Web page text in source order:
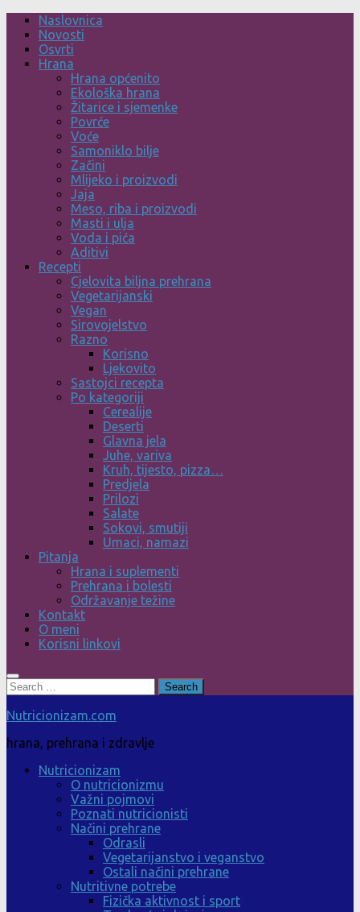
Skip
content
Naslovnica
Novosti
Osvrti
Hrana
Hrana općenito
Ekološka hrana
Žitarice i sjemenke
Povrće
Voće
Samoniklo bilje
Začini
Mlijeko i proizvodi
Jaja
Meso, riba i proizvodi
Masti i ulja
Voda i pića
Aditivi
Recepti
Cjelovita biljna prehrana
Vegetarijanski
Vegan
Sirovojelstvo
Razno
Korisno
Ljekovito
Sastojci recepta
Po kategoriji
Cerealije
Deserti
Glavna jela
Juhe, variva
Kruh, tijesto, pizza…
Predjela
Prilozi
Salate
Sokovi, smutiji
Umaci, namazi
Pitanja
Hrana i suplementi
Prehrana i bolesti
Održavanje težine
Kontakt
O meni
Korisni linkovi
Search
for:
Nutricionizam.com
hrana, prehrana i zdravlje
Nutricionizam
O nutricionizmu
Važni pojmovi
Poznati nutricionisti
Načini prehrane
Odrasli
Vegetarijanstvo i veganstvo
Ostali načini prehrane
Nutritivne potrebe
Fizička aktivnost i sport